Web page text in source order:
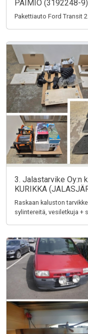
PAIMIO (3192248-9)
Pakettiauto Ford Transit
3. Jalastarvike Oy:n
KURIKKA
Raskaan kaluston
sylintereitä, vesiletkuja +